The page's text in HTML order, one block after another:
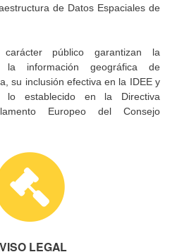
de Datos Espaciales de
público garantizan la
la información geográfica de
su inclusión efectiva en la IDEE y
lo establecido en la Directiva
Europeo del Consejo
LEGAL